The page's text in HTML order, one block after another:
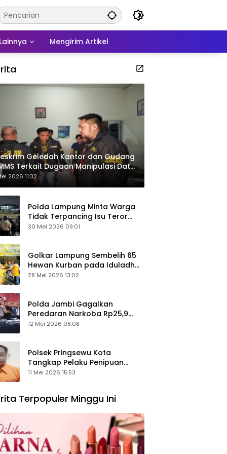
Lainnya Mengirim Artikel
Geledah Kantor dan Gudang
Terkait Dugaan Manipulasi Data
Sawit
2026 11:32
Polda Lampung Minta Warga
Tidak Terpancing Isu Teror
Pocong Palsu, Patroli
30 Mei 2026 09:01
Golkar Lampung Sembelih 65
Hewan Kurban pada Iduladha
1447 Hijriah
28 Mei 2026 13:02
Polda Jambi Gagalkan
Peredaran Narkoba Rp25,9
Miliar, Empat Tersangka
12 Mei 2026 08:08
Polsek Pringsewu Kota
Tangkap Pelaku Penipuan
Mobil, Sempat Kabur ke Jambi
11 Mei 2026 15:53
Terpopuler Minggu Ini